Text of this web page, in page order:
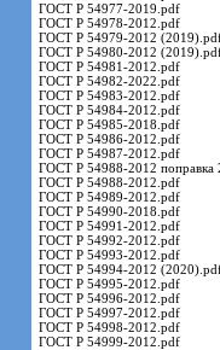
ГОСТ Р 54977-2019.pdf
ГОСТ Р 54978-2012.pdf
ГОСТ Р 54979-2012
ГОСТ Р 54980-2012
ГОСТ Р 54981-2012.pdf
ГОСТ Р 54982-2022.pdf
ГОСТ Р 54983-2012.pdf
ГОСТ Р 54984-2012.pdf
ГОСТ Р 54985-2018.pdf
ГОСТ Р 54986-2012.pdf
ГОСТ Р 54987-2012.pdf
ГОСТ Р 54988-2012 поправка
ГОСТ Р 54988-2012.pdf
ГОСТ Р 54989-2012.pdf
ГОСТ Р 54990-2018.pdf
ГОСТ Р 54991-2012.pdf
ГОСТ Р 54992-2012.pdf
ГОСТ Р 54993-2012.pdf
ГОСТ Р 54994-2012
ГОСТ Р 54995-2012.pdf
ГОСТ Р 54996-2012.pdf
ГОСТ Р 54997-2012.pdf
ГОСТ Р 54998-2012.pdf
ГОСТ Р 54999-2012.pdf